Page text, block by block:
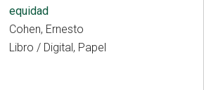
equidad
Cohen, Ernesto
Libro / Digital, Papel